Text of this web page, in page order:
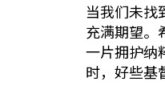
当我们未找
充满期望。
一片拥护纳
时，好些基